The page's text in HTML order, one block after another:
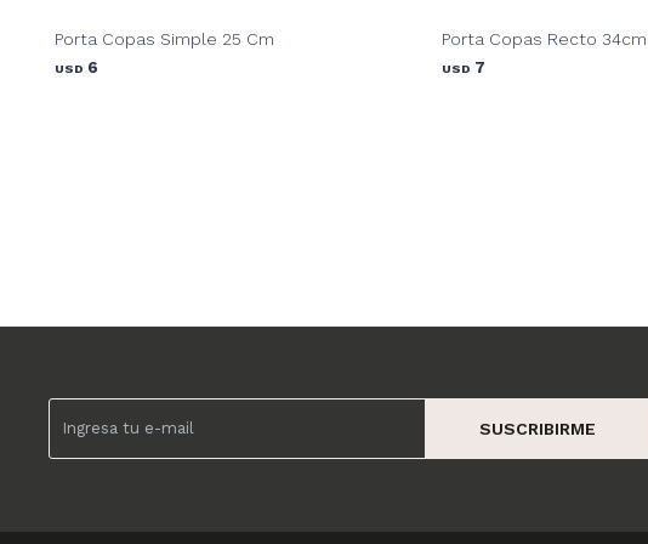
Porta Copas Simple 25 Cm
USD 6
Porta Copas Recto 34cm
USD 7
SUSCRIBIRME